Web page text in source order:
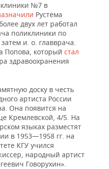
№7 в
Рустема
двух лет работал
поликлиники по
и. о. главврача.
Попова, который стал
здравоохранения
доску в честь
артиста России
Она появится на
Кремлевской, 4/5. На
языках разместят
в 1953—1958 гг. на
КГУ учился
народный артист
Говорухин».